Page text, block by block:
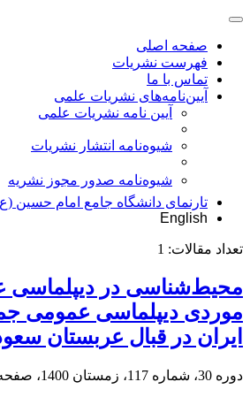
صفحه اصلی
فهرست نشریات
تماس با ما
آیین‌نامه‌های نشریات علمی
آیین نامه نشریات علمی
شیوه‌نامه انتشار نشریات
شیوهنامه صدور مجوز نشریه
تارنمای دانشگاه جامع امام حسین
English
تعداد مقالات: 1
محیط‌‌شناسی در دیپلماسی
موردی دیپلماسی عمومی
ایران در قبال عربستان
دوره 30، شماره 117، زمستان 1400، صفحه